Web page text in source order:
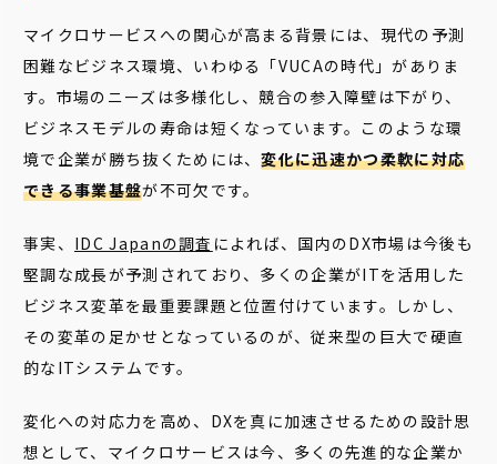
マイクロサービスへの関心が高まる背景には、現代の予測
困難なビジネス環境、いわゆる「VUCAの時代」がありま
す。市場のニーズは多様化し、競合の参入障壁は下がり、
ビジネスモデルの寿命は短くなっています。このような環
境で企業が勝ち抜くためには、変化に迅速かつ柔軟に対応
できる事業基盤が不可欠です。
事実、 IDC Japanの調査 によれば、国内のDX市場は今後も
堅調な成長が予測されており、多くの企業がITを活用した
ビジネス変革を最重要課題と位置付けています。しかし、
その変革の足かせとなっているのが、従来型の巨大で硬直
的なITシステムです。
変化への対応力を高め、DXを真に加速させるための設計思
想として、マイクロサービスは今、多くの先進的な企業か